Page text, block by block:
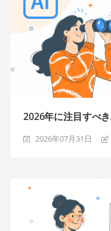
2026年に注目すべ
2026年07月31日